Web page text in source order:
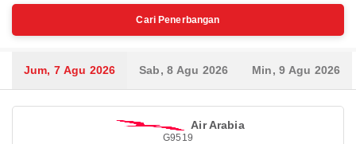
Cari Penerbangan
Jum, 7 Agu 2026 Sab, 8 Agu 2026 Min, 9 Agu 2026
Air Arabia
G9519